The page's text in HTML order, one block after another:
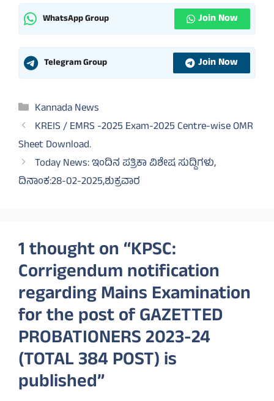
WhatsApp Group Join Now
Telegram Group Join Now
Categories
Kannada News
KREIS / EMRS -2025 Exam-2025 Centre-wise OMR
Sheet Download.
Today News: ಇಂದಿನ ಪತ್ರಿಕಾ ವಿಶೇಷ ಸುದ್ದಿಗಳು,
ದಿನಾಂಕ:28-02-2025,ಶುಕ್ರವಾರ
1 thought on “KPSC:
Corrigendum notification
regarding Mains Examination
for the post of GAZETTED
PROBATIONERS 2023-24
(TOTAL 384 POST) is
published”